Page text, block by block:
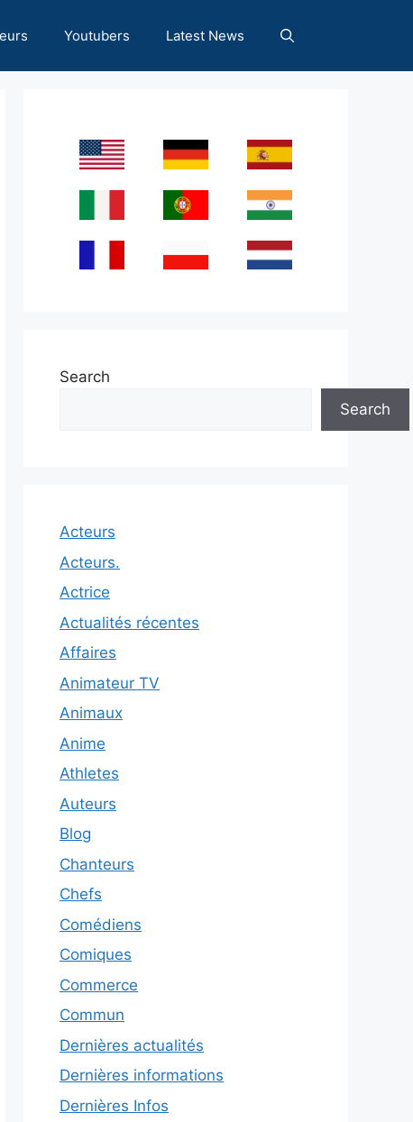
Youtubers Latest News
Search
Search
Acteurs
Acteurs.
Actrice
Actualités récentes
Affaires
Animateur TV
Animaux
Anime
Athletes
Auteurs
Blog
Chanteurs
Chefs
Comédiens
Comiques
Commerce
Commun
Dernières actualités
Dernières informations
Dernières Infos